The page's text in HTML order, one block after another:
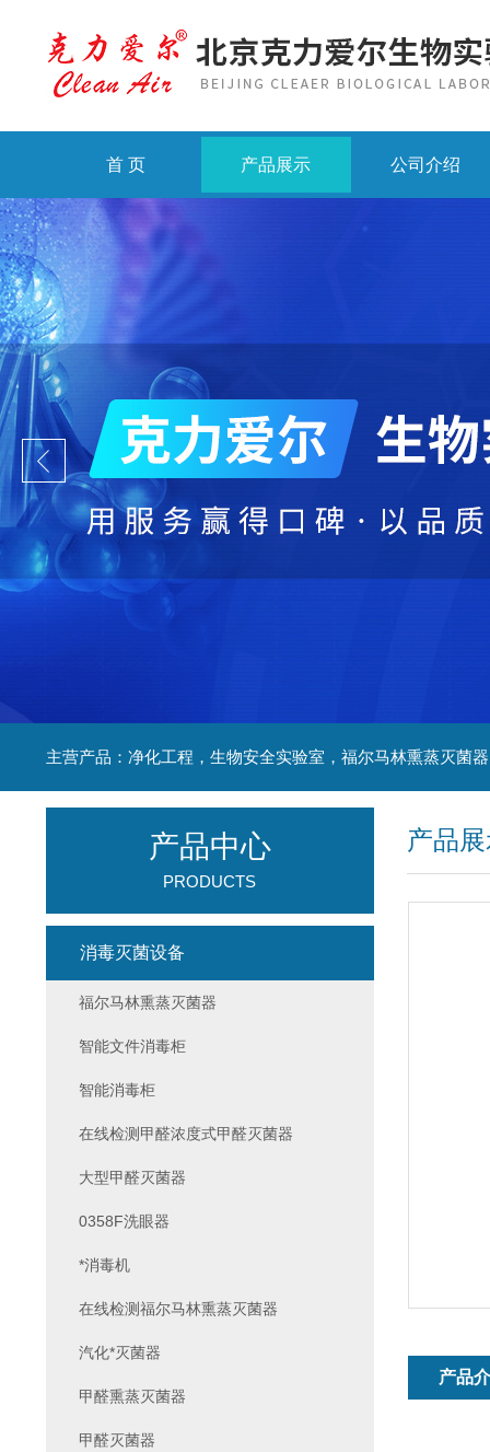
首 页 产品展示 公司介绍
产品
产品
产品中心
PRODUCTS
消毒灭菌设备
福尔马林熏蒸灭菌器
智能文件消毒柜
智能消毒柜
在线检测甲醛浓度式甲醛灭菌器
大型甲醛灭菌器
0358F洗眼器
*消毒机
在线检测福尔马林熏蒸灭菌器
汽化*灭菌器
甲醛熏蒸灭菌器
甲醛灭菌器